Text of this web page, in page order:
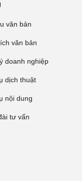
văn bản
văn bản
doanh nghiệp
dịch thuật
nội dung
tư vấn